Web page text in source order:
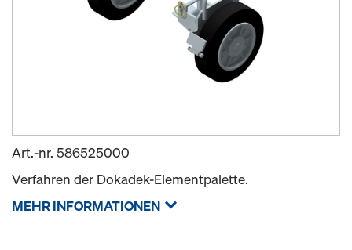
Art.-nr. 586525000
Verfahren der Dokadek-Elementpalette.
MEHR INFORMATIONEN